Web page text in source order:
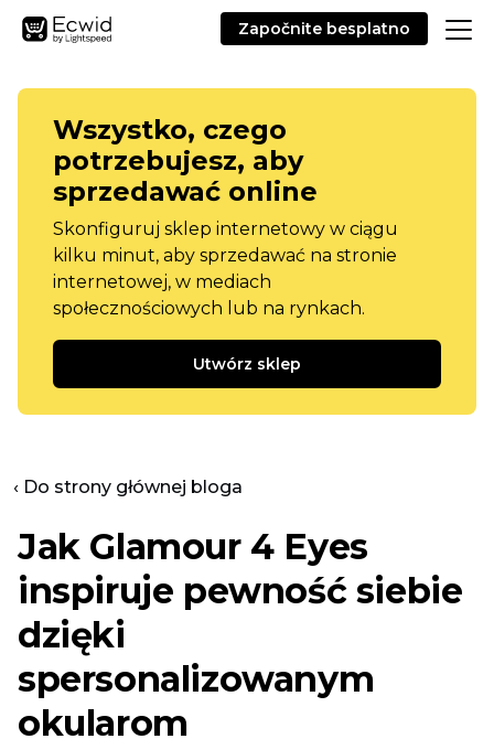
Započnite besplatno
Wszystko, czego
potrzebujesz, aby
sprzedawać online
Skonfiguruj sklep internetowy w ciągu
kilku minut, aby sprzedawać na stronie
internetowej, w mediach
społecznościowych lub na rynkach.
Utwórz sklep
‹ Do strony głównej bloga
Jak Glamour 4 Eyes
inspiruje pewność siebie
dzięki
spersonalizowanym
okularom